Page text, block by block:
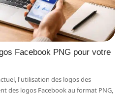
Facebook PNG pour votre
l'utilisation des logos des
des logos Facebook au format PNG,